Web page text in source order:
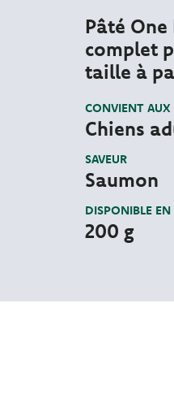
Pâté
complet
taille à
CONVIENT AUX
Chiens
SAVEUR
Saumon
DISPONIBLE EN
200 g